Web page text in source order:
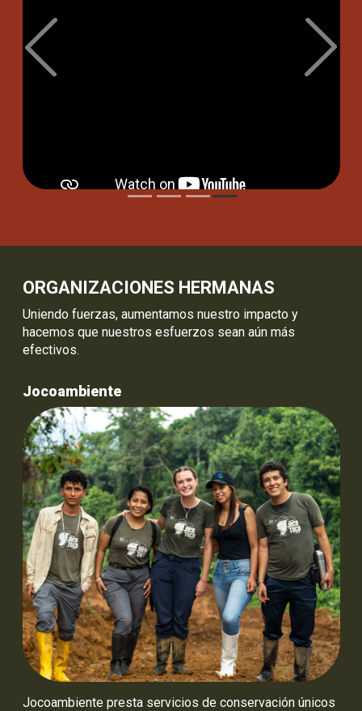
ORGANIZACIONES HERMANAS
Uniendo fuerzas, aumentamos nuestro impacto y
hacemos que nuestros esfuerzos sean aún más
efectivos.
Jocoambiente
Jocoambiente presta servicios de conservación únicos
Previous Next